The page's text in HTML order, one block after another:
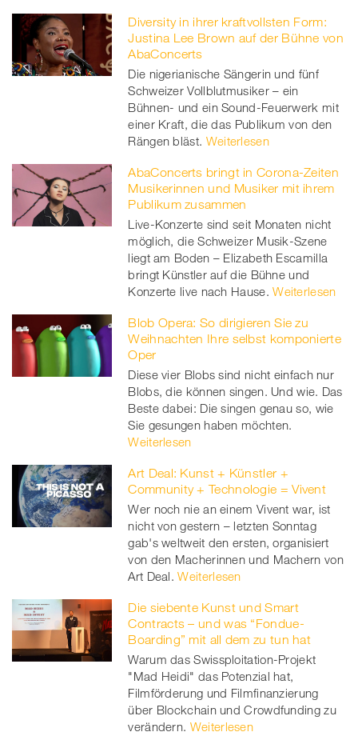
Diversity in ihrer kraftvollsten Form:
Justina Lee Brown auf der Bühne von
AbaConcerts
Die nigerianische Sängerin und fünf
Schweizer Vollblutmusiker – ein
Bühnen- und ein Sound-Feuerwerk mit
einer Kraft, die das Publikum von den
Rängen bläst. Weiterlesen
AbaConcerts bringt in Corona-Zeiten
Musikerinnen und Musiker mit ihrem
Publikum zusammen
Live-Konzerte sind seit Monaten nicht
möglich, die Schweizer Musik-Szene
liegt am Boden – Elizabeth Escamilla
bringt Künstler auf die Bühne und
Konzerte live nach Hause. Weiterlesen
Blob Opera: So dirigieren Sie zu
Weihnachten Ihre selbst komponierte
Oper
Diese vier Blobs sind nicht einfach nur
Blobs, die können singen. Und wie. Das
Beste dabei: Die singen genau so, wie
Sie gesungen haben möchten.
Weiterlesen
Art Deal: Kunst + Künstler +
Community + Technologie = Vivent
Wer noch nie an einem Vivent war, ist
nicht von gestern – letzten Sonntag
gab's weltweit den ersten, organisiert
von den Macherinnen und Machern von
Art Deal. Weiterlesen
Die siebente Kunst und Smart
Contracts – und was “Fondue-
Boarding” mit all dem zu tun hat
Warum das Swissploitation-Projekt
"Mad Heidi" das Potenzial hat,
Filmförderung und Filmfinanzierung
über Blockchain und Crowdfunding zu
verändern. Weiterlesen